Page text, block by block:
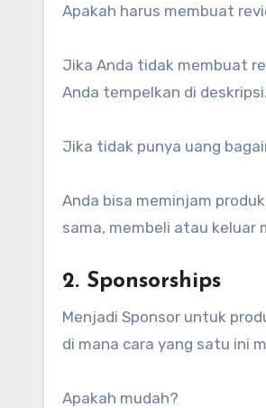
Apakah harus membuat
Jika Anda tidak membuat
Anda tempelkan di deskripsi.
Jika tidak punya uang
Anda bisa meminjam
sama, membeli atau keluar
2. Sponsorships
Menjadi Sponsor untuk
di mana cara yang satu ini
Apakah mudah?